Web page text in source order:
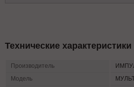
Технические характеристики
Производитель
Модель